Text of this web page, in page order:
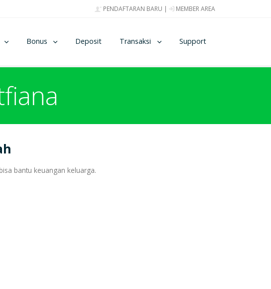
PENDAFTARAN BARU | MEMBER AREA
Bonus Deposit Transaksi Support
bantu keuangan keluarga.